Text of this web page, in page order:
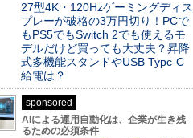
27型4K・120Hzゲーミングディス
プレーが破格の3万円切り！PCで
もPS5でもSwitch 2でも使えるモ
デルだけど買っても大丈夫？昇降
式多機能スタンドやUSB Typc-C
給電は？
sponsored
AIによる運用自動化は、企業が生き残
るための必須条件